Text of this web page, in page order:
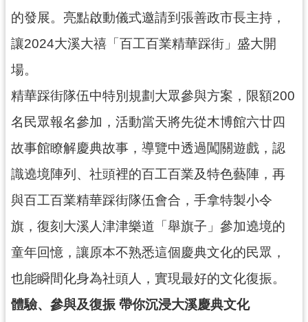
園
地
出
品
與
創
商
品
回
首
頁
網
導
的發展。亮點啟動儀式邀請到張善政市長主持，
讓2024大溪大禧「百工百業精華踩街」盛大開
場。
精華踩街隊伍中特別規劃大眾參與方案，限額200
名民眾報名參加，活動當天將先從木博館六廿四
故事館瞭解慶典故事，導覽中透過闖關遊戲，認
識遶境陣列、社頭裡的百工百業及特色藝陣，再
與百工百業精華踩街隊伍會合，手拿特製小令
旗，復刻大溪人津津樂道「舉旗子」參加遶境的
童年回憶，讓原本不熟悉這個慶典文化的民眾，
也能瞬間化身為社頭人，實現最好的文化復振。
體驗、參與及復振 帶你沉浸大溪慶典文化